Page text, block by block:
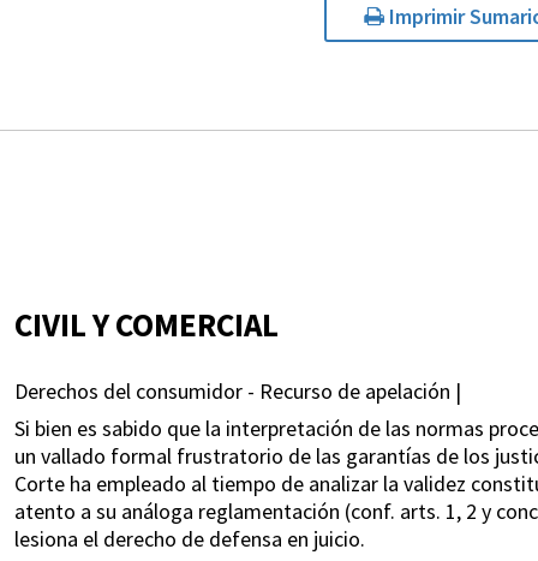
Imprimir
CIVIL Y COMERCIAL
Derechos del consumidor - Recurso de apelación |
Si bien es sabido que la interpretación de las normas
un vallado formal frustratorio de las garantías de los
Corte ha empleado al tiempo de analizar la validez
atento a su análoga reglamentación (conf. arts. 1, 2 y
lesiona el derecho de defensa en juicio.